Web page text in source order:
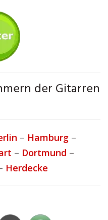
der Gitarren
– Hamburg –
– Dortmund –
Herdecke